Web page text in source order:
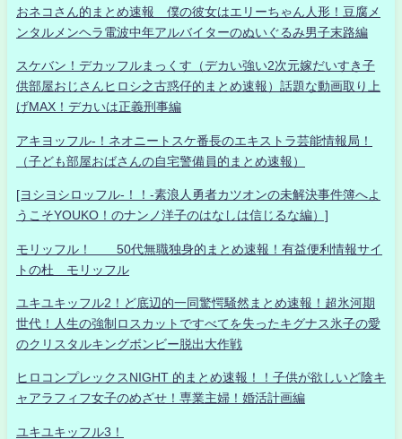
おネコさん的まとめ速報 僕の彼女はエリーちゃん人形！豆腐メ
ンタルメンヘラ電波中年アルバイターのぬいぐるみ男子末路編
スケバン！デカッフルまっくす（デカい強い2次元嫁だいすき子
供部屋おじさんヒロシ之古惑仔的まとめ速報）話題な動画取り上
げMAX！デカいは正義刑事編
アキヨッフル-！ネオニートスケ番長のエキストラ芸能情報局！
（子ども部屋おばさんの自宅警備員的まとめ速報）
[ヨシヨシロッフル-！！-素浪人勇者カツオンの未解決事件簿へよ
うこそYOUKO！のナンノ洋子のはなしは信じるな編）]
モリッフル！ 50代無職独身的まとめ速報！有益便利情報サイ
トの杜 モリッフル
ユキユキッフル2！ど底辺的一同驚愕騒然まとめ速報！超氷河期
世代！人生の強制ロスカットですべてを失ったキグナス氷子の愛
のクリスタルキングボンビー脱出大作戦
ヒロコンプレックスNIGHT 的まとめ速報！！子供が欲しいど陰キ
ャアラフィフ女子のめざせ！専業主婦！婚活計画編
ユキユキッフル3！